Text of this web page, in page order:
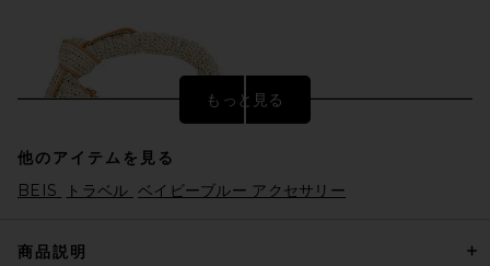
もっと見る
他のアイテムを見る
BEIS
トラベル ベイビーブルー アクセサリー
商品説明